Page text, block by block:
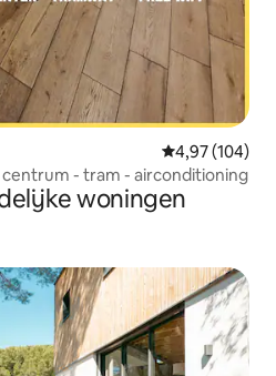
Gemiddelde
4,97 (104)
- tram - airconditioning
woningen